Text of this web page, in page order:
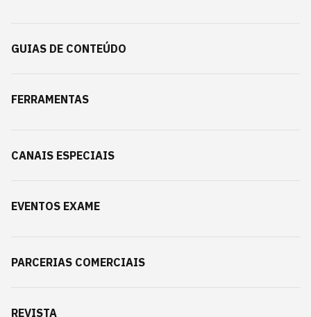
GUIAS DE CONTEÚDO
FERRAMENTAS
CANAIS ESPECIAIS
EVENTOS EXAME
PARCERIAS COMERCIAIS
REVISTA